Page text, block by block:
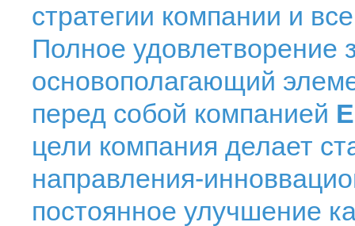
стратегии компании и
Полное удовлетворение
основополагающий
перед собой компанией
цели компания делает
направления-
постоянное улучшение